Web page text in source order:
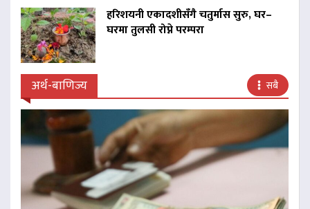
हरिशयनी एकादशीसँगै चतुर्मास सुरु, घर–
घरमा तुलसी रोप्ने परम्परा
अर्थ-बाणिज्य सबै